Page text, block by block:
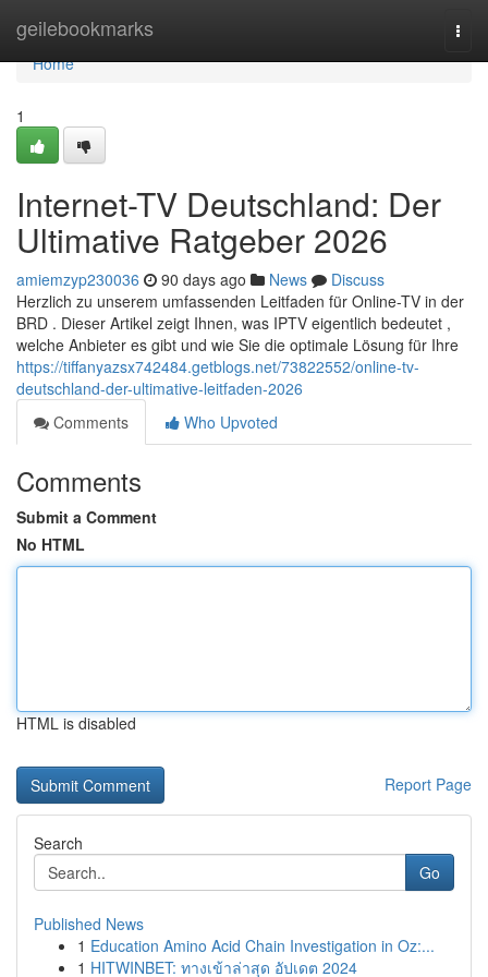
geilebookmarks
Home
Home
1
Internet-TV Deutschland: Der
Ultimative Ratgeber 2026
amiemzyp230036 90 days ago News
Discuss
Herzlich zu unserem umfassenden Leitfaden für Online-TV in der
BRD . Dieser Artikel zeigt Ihnen, was IPTV eigentlich bedeutet ,
welche Anbieter es gibt und wie Sie die optimale Lösung für Ihre
https://tiffanyazsx742484.getblogs.net/73822552/online-tv-
deutschland-der-ultimative-leitfaden-2026
Comments
Who Upvoted
Comments
Submit a Comment
No HTML
HTML is disabled
Report Page
Search
Go
Published News
1 Education Amino Acid Chain Investigation in Oz:...
1 HITWINBET: ทางเข้าล่าสุด อัปเดต 2024